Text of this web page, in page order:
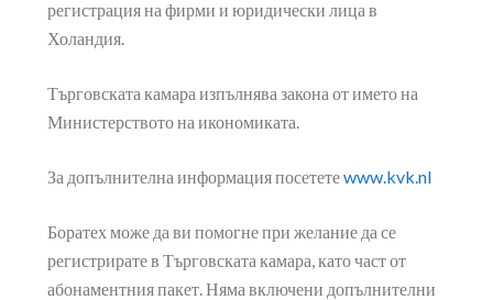
регистрация на фирми и юридически лица в
Холандия.
Търговската камара изпълнява закона от името на
Министерството на икономиката.
За допълнителна информация посететеwww.kvk.nl
Боратех може да ви помогне при желание да се
регистрирате в Търговската камара, като част от
абонаментния пакет. Няма включени допълнителни